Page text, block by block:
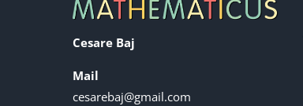
Cesare Baj
Mail
cesarebaj@gmail.com